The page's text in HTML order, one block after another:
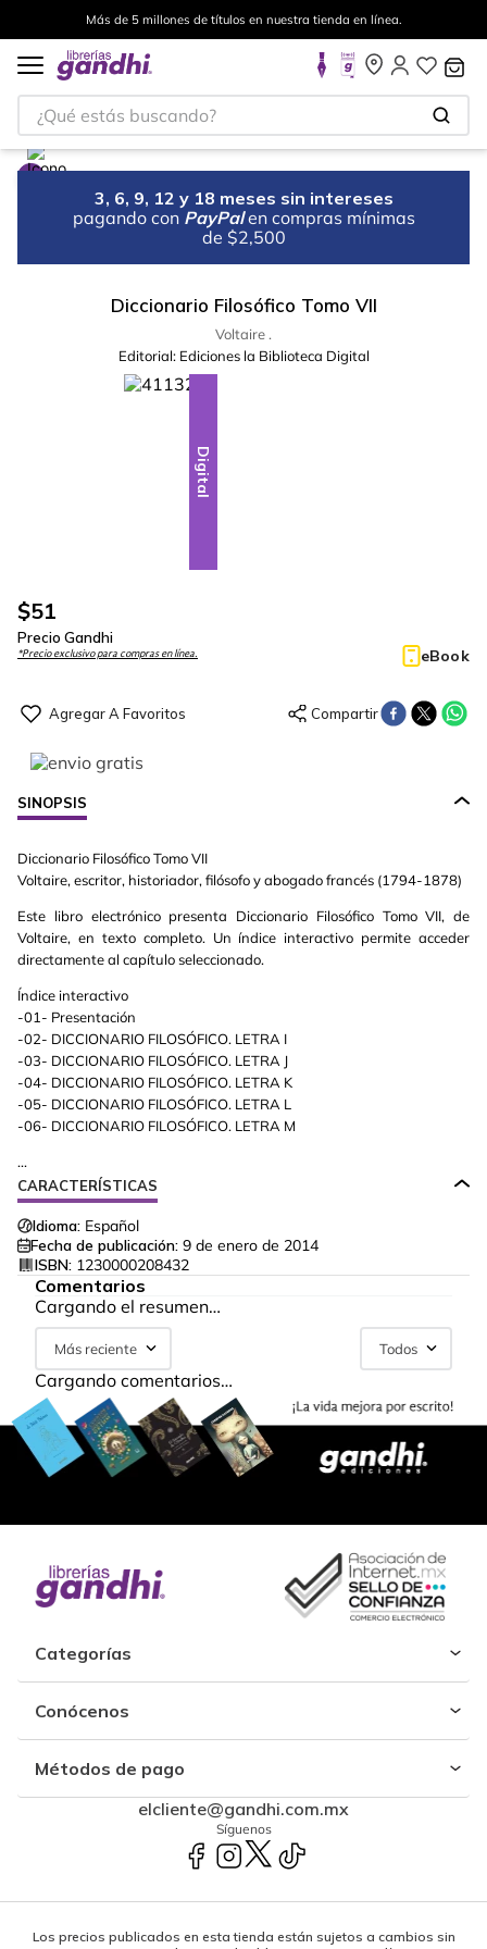
Más de 5 millones de títulos en nuestra tienda en línea.
¿Qué estás buscando?
3, 6, 9, 12 y 18 meses sin intereses
pagando con PayPal en compras mínimas
de $2,500
Diccionario Filosófico Tomo VII
Voltaire .
Editorial: Ediciones la Biblioteca Digital
Digital
$51
Precio Gandhi
*Precio exclusivo para compras en línea. eBook
SINOPSIS
Diccionario Filosófico Tomo VII
Voltaire, escritor, historiador, filósofo y abogado francés (1794-1878)
Este libro electrónico presenta Diccionario Filosófico Tomo VII, de
Voltaire, en texto completo. Un índice interactivo permite acceder
directamente al capítulo seleccionado.
Índice interactivo
-01- Presentación
-02- DICCIONARIO FILOSÓFICO. LETRA I
-03- DICCIONARIO FILOSÓFICO. LETRA J
-04- DICCIONARIO FILOSÓFICO. LETRA K
-05- DICCIONARIO FILOSÓFICO. LETRA L
-06- DICCIONARIO FILOSÓFICO. LETRA M
...
CARACTERÍSTICAS
Idioma: Español
Fecha de publicación: 9 de enero de 2014
ISBN: 1230000208432
Comentarios
Cargando el resumen…
Más reciente Todos
Cargando comentarios…
Categorías
Conócenos
Métodos de pago
elcliente@gandhi.com.mx
Síguenos
Los precios publicados en esta tienda están sujetos a cambios sin